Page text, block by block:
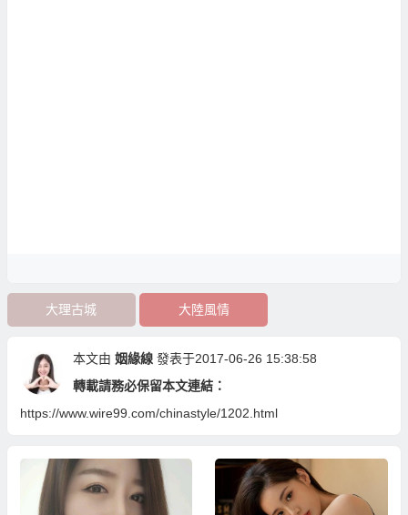
大理古城 大陸風情
本文由 姻緣線 發表于2017-06-26 15:38:58
轉載請務必保留本文連結：
https://www.wire99.com/chinastyle/1202.html